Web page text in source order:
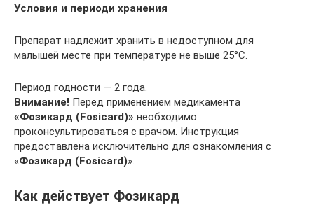
Условия и периоди хранения
Препарат надлежит хранить в недоступном для
малышей месте при температуре не выше 25°C.
Период годности — 2 года.
Внимание! Перед применением медикамента
«Фозикард (Fosicard)» необходимо
проконсультироваться с врачом. Инструкция
предоставлена исключительно для ознакомления с
«Фозикард (Fosicard)».
Как действует Фозикард